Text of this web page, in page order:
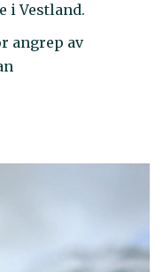
i Vestland.
angrep av